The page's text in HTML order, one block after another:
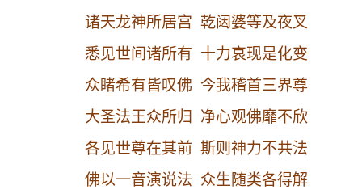
诸天龙神所居宫 乾闼婆等及夜叉
悉见世间诸所有 十力哀现是化变
众睹希有皆叹佛 今我稽首三界尊
大圣法王众所归 净心观佛靡不欣
各见世尊在其前 斯则神力不共法
佛以一音演说法 众生随类各得解